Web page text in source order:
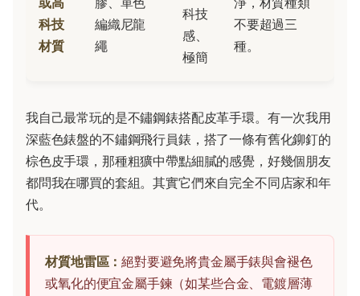
科技
材質
編織尼龍
繩
科技
感、
極簡
不要超過三
種。
我自己最常玩的是不鏽鋼錶搭配皮革手環。有一次我用
深藍色錶盤的不鏽鋼飛行員錶，搭了一條有舊化鉚釘的
棕色皮手環，那種粗獷中帶點細膩的感覺，好幾個朋友
都問我在哪買的套組。其實它們來自完全不同店家和年
代。
材質地雷區：絕對要避免將貴金屬手錶與會褪色
或氧化的便宜金屬手鍊（如某些合金、電鍍層薄